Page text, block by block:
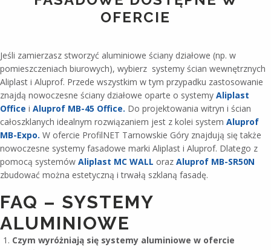
OFERCIE
Jeśli zamierzasz stworzyć aluminiowe ściany działowe (np. w
pomieszczeniach biurowych), wybierz systemy ścian wewnętrznych
Aliplast i Aluprof. Przede wszystkim w tym przypadku zastosowanie
znajdą nowoczesne ściany działowe oparte o systemy Aliplast
Office i Aluprof MB-45 Office. Do projektowania witryn i ścian
całoszklanych idealnym rozwiązaniem jest z kolei system Aluprof
MB-Expo. W ofercie ProfilNET Tarnowskie Góry znajdują się także
nowoczesne systemy fasadowe marki Aliplast i Aluprof. Dlatego z
pomocą systemów Aliplast MC WALL oraz Aluprof MB-SR50N
zbudować można estetyczną i trwałą szklaną fasadę.
FAQ – SYSTEMY
ALUMINIOWE
Czym wyróżniają się systemy aluminiowe w ofercie